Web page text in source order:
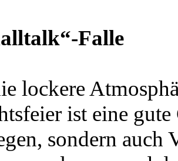
Falle
lockere
ist eine
sondern auch